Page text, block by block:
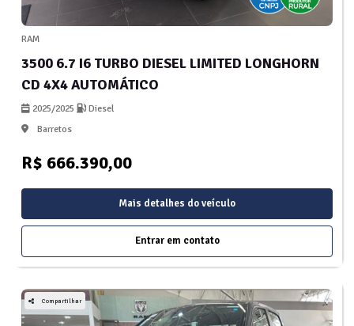
RAM
3500 6.7 I6 TURBO DIESEL LIMITED LONGHORN
CD 4X4 AUTOMÁTICO
2025/2025
Diesel
Barretos
R$ 666.390,00
Mais detalhes do veículo
Entrar em contato
Compartilhar